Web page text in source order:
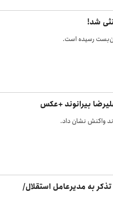
شد!
رسیده است.
بیرانوند +عکس
واکنش نشان داد.
به مدیرعامل استقلال/